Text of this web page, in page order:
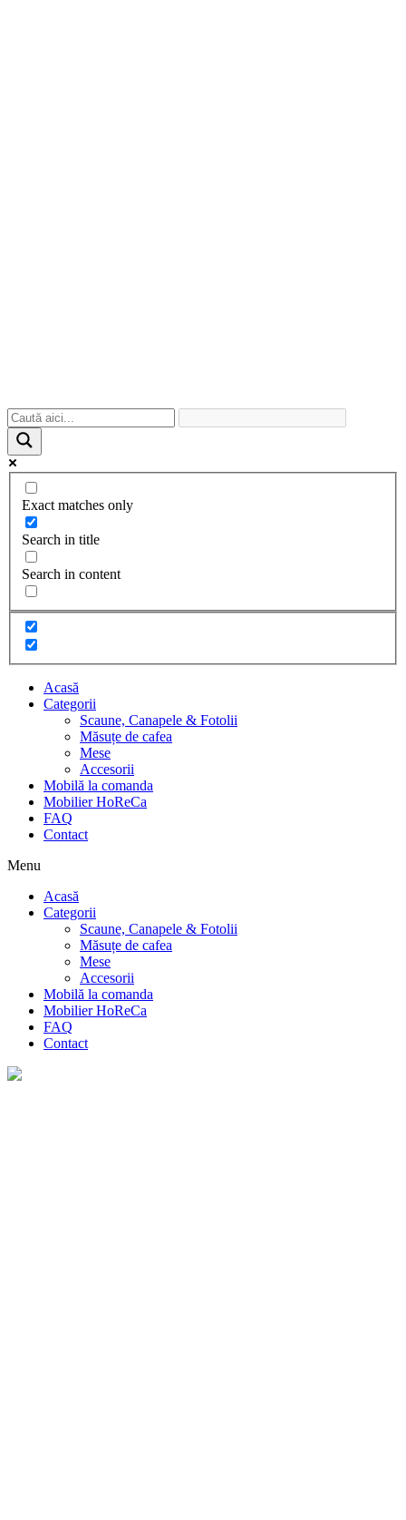
Exact matches only
Search in title
Search in content
Acasă
Categorii
Scaune, Canapele & Fotolii
Măsuțe de cafea
Mese
Accesorii
Mobilă la comanda
Mobilier HoReCa
FAQ
Contact
Menu
Acasă
Categorii
Scaune, Canapele & Fotolii
Măsuțe de cafea
Mese
Accesorii
Mobilă la comanda
Mobilier HoReCa
FAQ
Contact